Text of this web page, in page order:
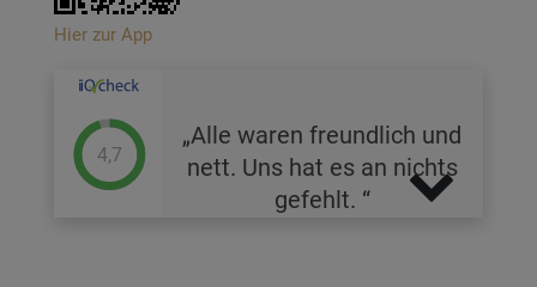
Hier zur App
4,7
Alle waren freundlich und
nett. Uns hat es an nichts
gefehlt.